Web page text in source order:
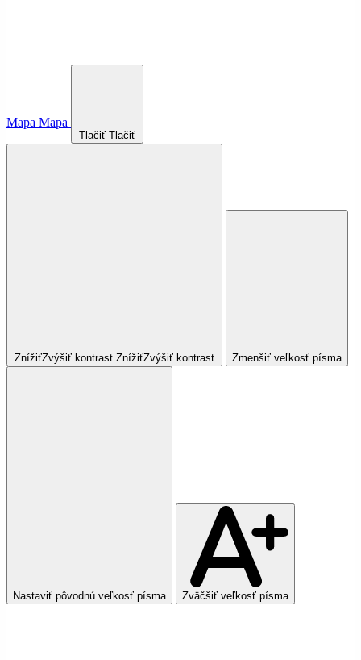
Mapa Mapa
Tlačiť Tlačiť
ZnížiťZvýšiť kontrast ZnížiťZvýšiť kontrast Zmenšiť veľkosť písma
Nastaviť pôvodnú veľkosť písma Zväčšiť veľkosť písma